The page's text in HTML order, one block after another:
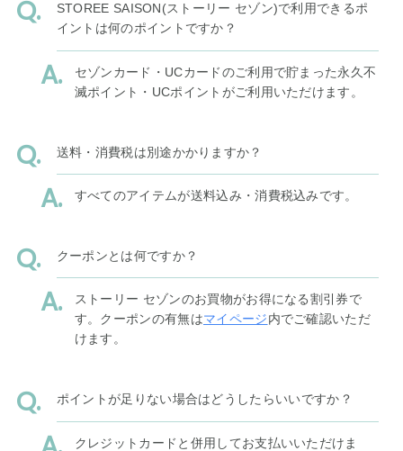
STOREE SAISON(ストーリー セゾン)で利用できるポ
イントは何のポイントですか？
セゾンカード・UCカードのご利用で貯まった永久不
滅ポイント・UCポイントがご利用いただけます。
送料・消費税は別途かかりますか？
すべてのアイテムが送料込み・消費税込みです。
クーポンとは何ですか？
ストーリー セゾンのお買物がお得になる割引券で
す。クーポンの有無はマイページ内でご確認いただ
けます。
ポイントが足りない場合はどうしたらいいですか？
クレジットカードと併用してお支払いいただけま